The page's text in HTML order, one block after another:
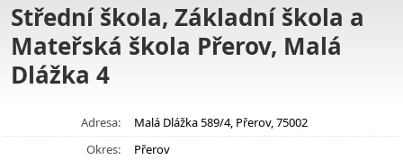
Střední škola, Základní škola a
Mateřská škola Přerov, Malá
Dlážka 4
Adresa:
Malá Dlážka 589/4, Přerov, 75002
Okres:
Přerov